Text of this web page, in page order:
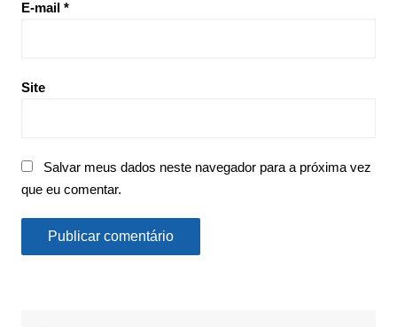
E-mail *
Site
Salvar meus dados neste navegador para a próxima vez
que eu comentar.